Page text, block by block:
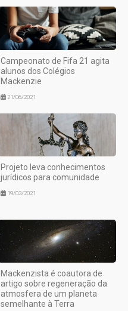
Campeonato de Fifa 21 agita
alunos dos Colégios
Mackenzie
21/06/2021
Projeto leva conhecimentos
jurídicos para comunidade
19/03/2021
Mackenzista é coautora de
artigo sobre regeneração da
atmosfera de um planeta
semelhante à Terra